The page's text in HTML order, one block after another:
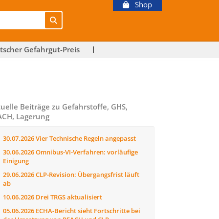
Shop
Gefahrgut-Preis
Beiträge zu Gefahrstoffe, GHS,
Lagerung
30.07.2026Vier Technische Regeln angepasst
30.06.2026Omnibus-VI-Verfahren: vorläufige
Einigung
29.06.2026CLP-Revision: Übergangsfrist läuft
ab
10.06.2026 Drei TRGS aktualisiert
05.06.2026 ECHA-Bericht sieht Fortschritte bei